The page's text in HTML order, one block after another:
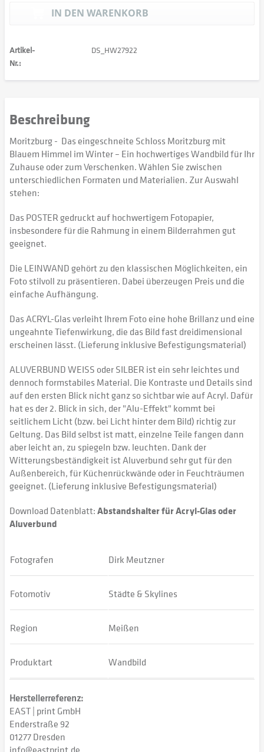
IN DEN WARENKORB
Artikel-
Nr.:
DS_HW27922
Beschreibung
Moritzburg - Das eingeschneite Schloss Moritzburg mit
Blauem Himmel im Winter – Ein hochwertiges Wandbild für Ihr
Zuhause oder zum Verschenken. Wählen Sie zwischen
unterschiedlichen Formaten und Materialien. Zur Auswahl
stehen:
Das POSTER gedruckt auf hochwertigem Fotopapier,
insbesondere für die Rahmung in einem Bilderrahmen gut
geeignet.
Die LEINWAND gehört zu den klassischen Möglichkeiten, ein
Foto stilvoll zu präsentieren. Dabei überzeugen Preis und die
einfache Aufhängung.
Das ACRYL-Glas verleiht Ihrem Foto eine hohe Brillanz und eine
ungeahnte Tiefenwirkung, die das Bild fast dreidimensional
erscheinen lässt. (Lieferung inklusive Befestigungsmaterial)
ALUVERBUND WEISS oder SILBER ist ein sehr leichtes und
dennoch formstabiles Material. Die Kontraste und Details sind
auf den ersten Blick nicht ganz so sichtbar wie auf Acryl. Dafür
hat es der 2. Blick in sich, der "Alu-Effekt" kommt bei
seitlichem Licht (bzw. bei Licht hinter dem Bild) richtig zur
Geltung. Das Bild selbst ist matt, einzelne Teile fangen dann
aber leicht an, zu spiegeln bzw. leuchten. Dank der
Witterungsbeständigkeit ist Aluverbund sehr gut für den
Außenbereich, für Küchenrückwände oder in Feuchträumen
geeignet. (Lieferung inklusive Befestigungsmaterial)
Download Datenblatt:Abstandshalter für Acryl-Glas oder
Aluverbund
Fotografen Dirk Meutzner
Fotomotiv Städte & Skylines
Region Meißen
Produktart Wandbild
Herstellerreferenz:
EAST | print GmbH
Enderstraße 92
01277 Dresden